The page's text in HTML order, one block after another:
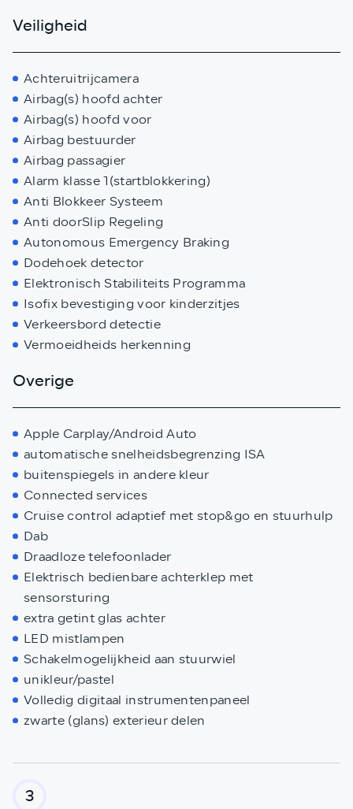
Veiligheid
Achteruitrijcamera
Airbag(s) hoofd achter
Airbag(s) hoofd voor
Airbag bestuurder
Airbag passagier
Alarm klasse 1(startblokkering)
Anti Blokkeer Systeem
Anti doorSlip Regeling
Autonomous Emergency Braking
Dodehoek detector
Elektronisch Stabiliteits Programma
Isofix bevestiging voor kinderzitjes
Verkeersbord detectie
Vermoeidheids herkenning
Overige
Apple Carplay/Android Auto
automatische snelheidsbegrenzing ISA
buitenspiegels in andere kleur
Connected services
Cruise control adaptief met stop&go en stuurhulp
Dab
Draadloze telefoonlader
Elektrisch bedienbare achterklep met
sensorsturing
extra getint glas achter
LED mistlampen
Schakelmogelijkheid aan stuurwiel
unikleur/pastel
Volledig digitaal instrumentenpaneel
zwarte (glans) exterieur delen
3